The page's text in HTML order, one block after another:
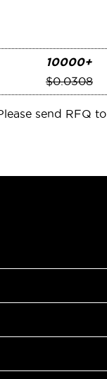
10000+
$0.0308
send RFQ to